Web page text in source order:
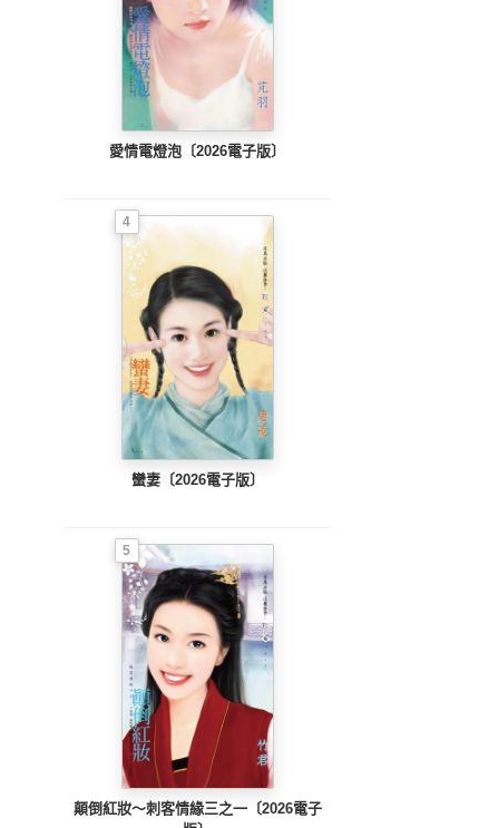
愛情電燈泡〔2026電子版〕
4
蠻妻〔2026電子版〕
5
顛倒紅妝～刺客情緣三之一〔2026電子